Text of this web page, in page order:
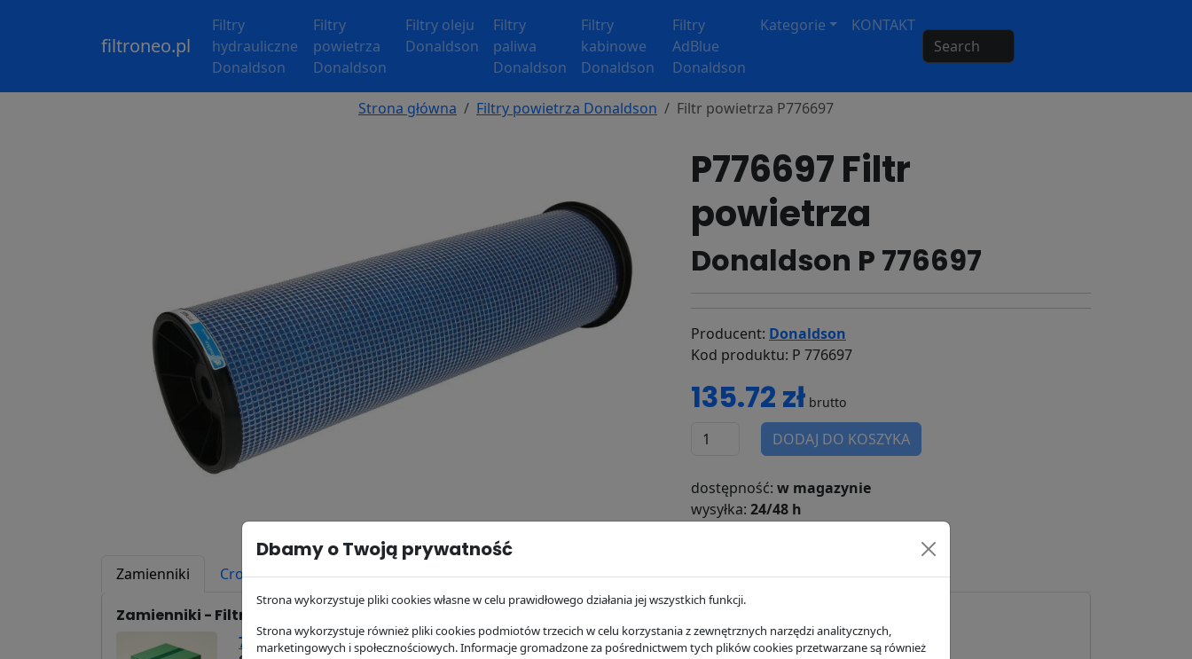
filtroneo.pl
Filtry
hydrauliczne
Donaldson
Filtry
powietrza
Donaldson
Filtry oleju
Donaldson
Filtry
paliwa
Donaldson
Filtry
kabinowe
Donaldson
Filtry
AdBlue
Donaldson
Kategorie
KONTAKT
Strona główna Filtry powietrza Donaldson Filtr powietrza P776697
P776697 Filtr
powietrza
Donaldson P 776697
Producent: Donaldson
Kod produktu: P 776697
135.72 zł brutto
DODAJ DO KOSZYKA
dostępność: w magazynie
wysyłka: 24/48 h
Zamienniki Cross Reference Zastosowanie Dostawa i płatność
Zamienniki - Filtr powietrza P776697
75,39 zł 157,48 zł
Dbamy o Twoją prywatność
Strona wykorzystuje pliki cookies własne w celu prawidłowego działania jej wszystkich funkcji.
Strona wykorzystuje również pliki cookies podmiotów trzecich w celu korzystania z zewnętrznych narzędzi analitycznych,
marketingowych i społecznościowych. Informacje gromadzone za pośrednictwem tych plików cookies przetwarzane są również